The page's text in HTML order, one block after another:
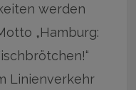
werden
„Hamburg:
Linienverkehr